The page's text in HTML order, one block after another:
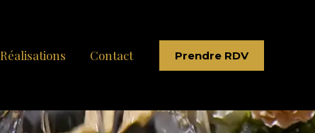
Réalisations Contact Prendre RDV